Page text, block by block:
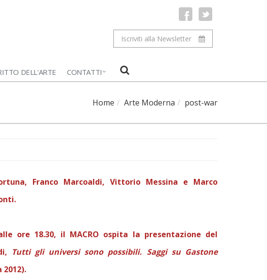
Iscriviti alla Newsletter
DELL'ARTE CONTATTI
Home Arte Moderna post-war
Franco Marcoaldi, Vittorio Messina e Marco
ore 18.30, il MACRO ospita la presentazione del
Tutti gli universi sono possibili. Saggi su Gastone